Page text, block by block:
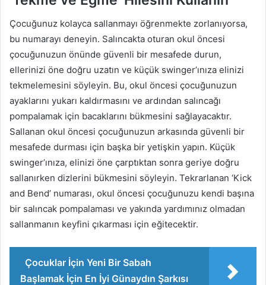
Çocuğunuz kolayca sallanmayı öğrenmekte zorlanıyorsa,
bu numarayı deneyin. Salıncakta oturan okul öncesi
çocuğunuzun önünde güvenli bir mesafede durun,
ellerinizi öne doğru uzatın ve küçük swinger’ınıza elinizi
tekmelemesini söyleyin. Bu, okul öncesi çocuğunuzun
ayaklarını yukarı kaldırmasını ve ardından salıncağı
pompalamak için bacaklarını bükmesini sağlayacaktır.
Sallanan okul öncesi çocuğunuzun arkasında güvenli bir
mesafede durması için başka bir yetişkin yapın. Küçük
swinger’ınıza, elinizi öne çarptıktan sonra geriye doğru
sallanırken dizlerini bükmesini söyleyin. Tekrarlanan ‘Kick
and Bend’ numarası, okul öncesi çocuğunuzu kendi başına
bir salıncak pompalaması ve yakında yardımınız olmadan
sallanmanın keyfini çıkarması için eğitecektir.
Çocuklar İçin Yeni Bir Sabah
Başlamak İçin En İyi Günaydın Şarkısı